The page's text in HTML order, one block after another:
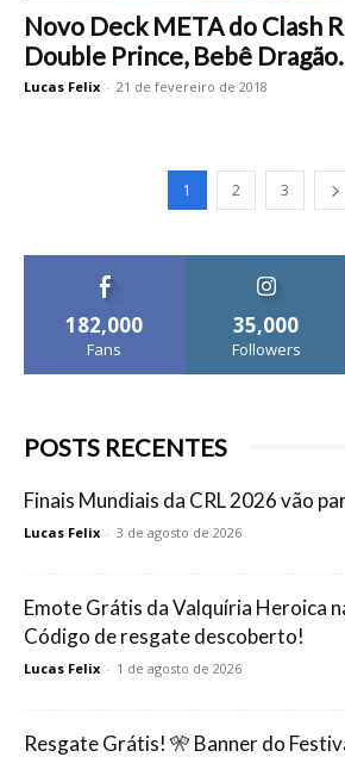
Novo Deck META do Clash
Double Prince, Bebê
Lucas Felix - 21 de fevereiro de 2018
1 2 3
182,000
Fans
35,000
Followers
POSTS RECENTES
Finais Mundiais da CRL 2026 vão
Lucas Felix - 3 de agosto de 2026
Emote Grátis da Valquíria Heroica
Código de resgate descoberto!
Lucas Felix - 1 de agosto de 2026
Resgate Grátis! 🎌 Banner do